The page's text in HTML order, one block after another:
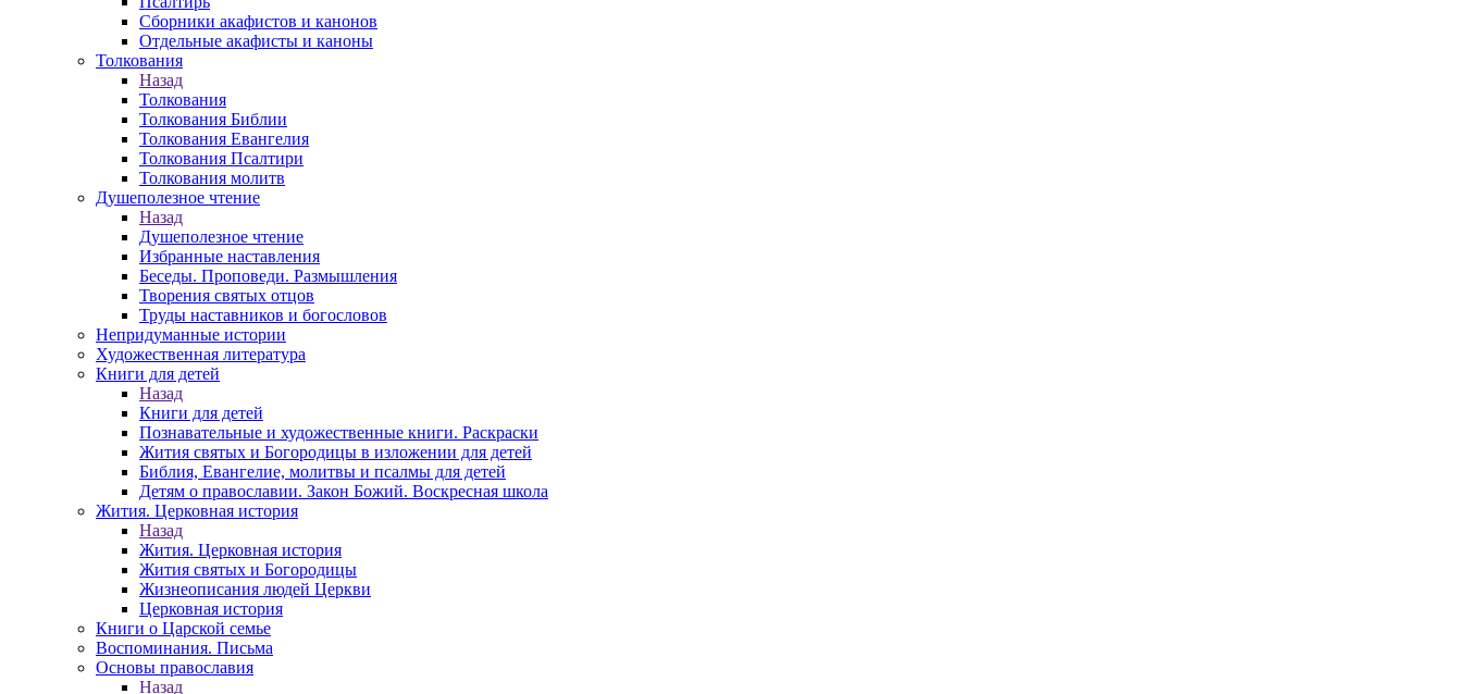
Сборники акафистов и канонов
Отдельные акафисты и каноны
Толкования
Назад
Толкования
Толкования Библии
Толкования Евангелия
Толкования Псалтири
Толкования молитв
Душеполезное чтение
Назад
Душеполезное чтение
Избранные наставления
Беседы. Проповеди. Размышления
Творения святых отцов
Труды наставников и богословов
Непридуманные истории
Художественная литература
Книги для детей
Назад
Книги для детей
Познавательные и художественные книги. Раскраски
Жития святых и Богородицы в изложении для детей
Библия, Евангелие, молитвы и псалмы для детей
Детям о православии. Закон Божий. Воскресная школа
Жития. Церковная история
Назад
Жития. Церковная история
Жития святых и Богородицы
Жизнеописания людей Церкви
Церковная история
Книги о Царской семье
Воспоминания. Письма
Основы православия
Назад